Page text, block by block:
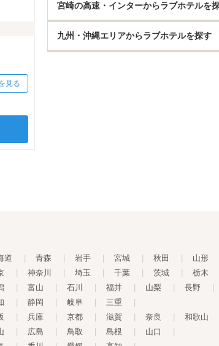
宮崎の高速・インターからラブホテルを
九州・沖縄エリアからラブホテルを探す
見る
道 青森 岩手 宮城 秋田 山形
神奈川 埼玉 千葉 茨城 栃木
富山 石川 福井 山梨 長野
静岡 岐阜 三重
兵庫 京都 滋賀 奈良 和歌山
広島 鳥取 島根 山口